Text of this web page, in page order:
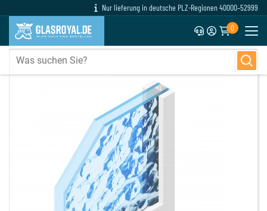
Nur lieferung in deutsche PLZ-Regionen 40000–52999
0